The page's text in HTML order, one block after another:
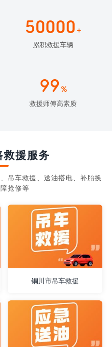
50000 +
累积救援车辆
99 %
救援师傅高素质
救援服务
吊车救援、送油搭电、补胎换
抢修等
铜川市吊车救援